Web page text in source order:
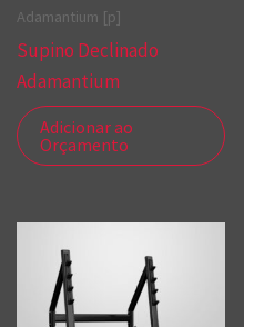
Adamantium [p]
Supino Declinado
Adamantium
Adicionar ao
Orçamento